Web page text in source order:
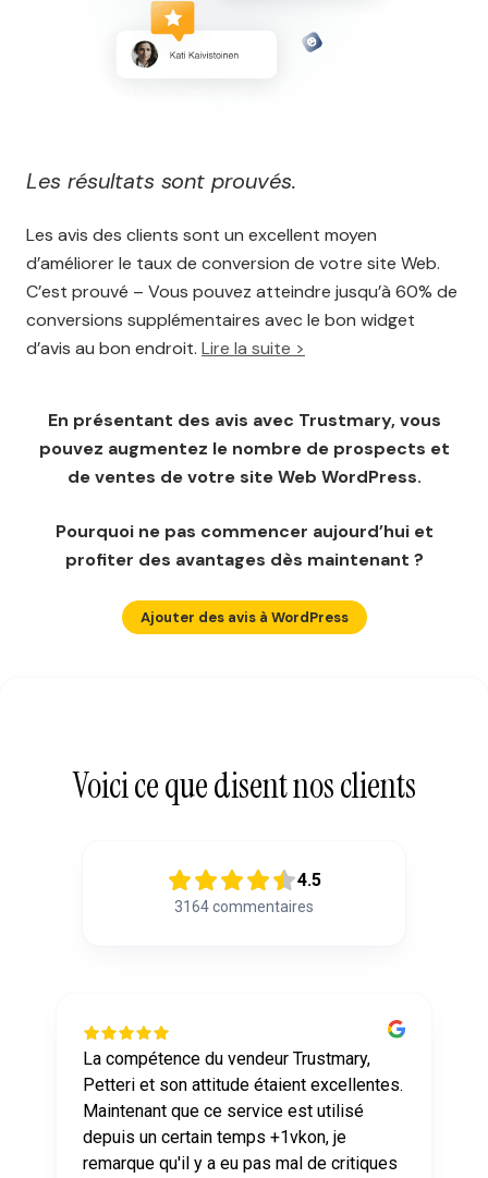
Les résultats sont prouvés.
Les avis des clients sont un excellent moyen
d’améliorer le taux de conversion de votre site Web.
C’est prouvé – Vous pouvez atteindre jusqu’à 60% de
conversions supplémentaires avec le bon widget
d’avis au bon endroit. Lire la suite >
En présentant des avis avec Trustmary, vous
pouvez augmentez le nombre de prospects et
de ventes de votre site Web WordPress.
Pourquoi ne pas commencer aujourd’hui et
profiter des avantages dès maintenant ?
Ajouter des avis à WordPress
Voici ce que disent nos clients
4.5
3164commentaires
La compétence du vendeur Trustmary,
Petteri et son attitude étaient excellentes.
Maintenant que ce service est utilisé
depuis un certain temps +1vkon, je
remarque qu'il y a eu pas mal de critiques